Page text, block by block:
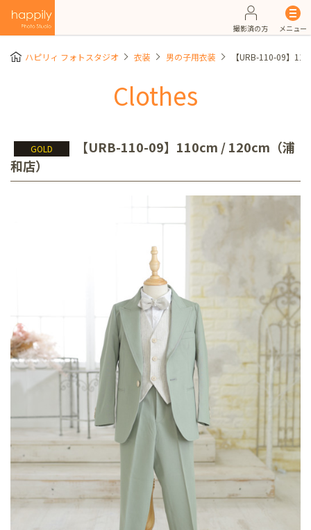
撮影済の方 メニュー
ハピリィ フォトスタジオ 衣装 男の子用衣装 【URB-110-09】
Clothes
GOLD
【URB-110-09】110cm / 120cm（浦
和店）